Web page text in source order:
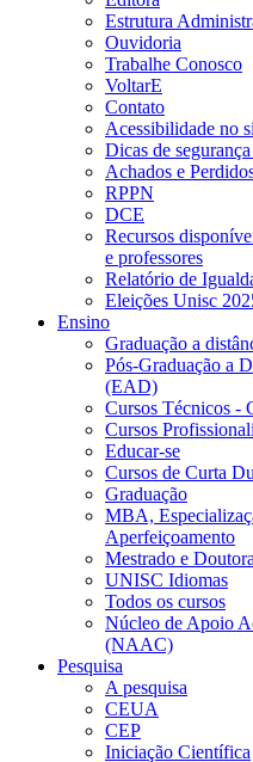
Estrutura
Ouvidoria
Trabalhe Conosco
VoltarE
Contato
Acessibilidade no
Dicas de segurança
Achados e
RPPN
DCE
Recursos
e professores
Relatório de
Eleições Unisc
Ensino
Graduação a
Pós-Graduação a
(EAD)
Cursos Técnicos -
Cursos
Educar-se
Cursos de Curta
Graduação
MBA,
Aperfeiçoamento
Mestrado e
UNISC Idiomas
Todos os cursos
Núcleo de Apoio
(NAAC)
Pesquisa
A pesquisa
CEUA
CEP
Iniciação Científica